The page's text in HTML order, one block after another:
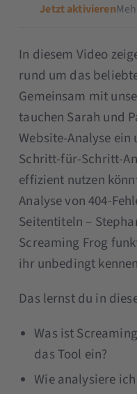
Jetzt aktivieren
In diesem Video
rund um das
Gemeinsam mit
tauchen Sarah und
Website-Analyse ein
Schritt-für-Schritt-
effizient nutzen
Analyse von 404-
Seitentiteln –
Screaming Frog
ihr unbedingt
Das lernst du in
Was ist
das Tool ein?
Wie analysiere